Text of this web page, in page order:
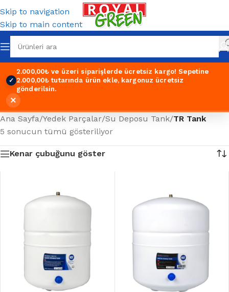
Skip to navigation
Skip to main content
✓
2.000,00₺ ve üzeri siparişlerde ücretsiz kargo! Sepetine
2.000,00₺ tutarında ürün ekle, kargonuz ücretsiz
gönderilsin.
×
Ana Sayfa/Yedek Parçalar/Su Deposu Tank/TR Tank
5 sonucun tümü gösteriliyor
Kenar çubuğunu göster